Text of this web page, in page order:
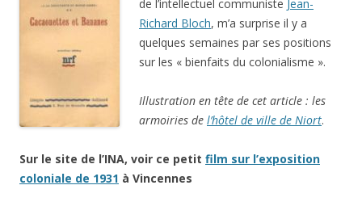
de l’intellectuel communiste Jean-
Richard Bloch, m’a surprise il y a
quelques semaines par ses positions
sur les « bienfaits du colonialisme ».
Illustration en tête de cet article : les
armoiries de l’hôtel de ville de Niort.
Sur le site de l’INA, voir ce petit film sur l’exposition
coloniale de 1931 à Vincennes